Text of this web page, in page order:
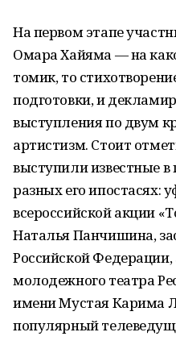
На первом этапе
Омара Хайяма — на
томик, то
подготовки, и
выступления по двум
артистизм. Стоит
выступили известные в
разных его ипостасях:
всероссийской акции
Наталья Панчишина,
Российской
молодежного театра
имени Мустая Карима
популярный